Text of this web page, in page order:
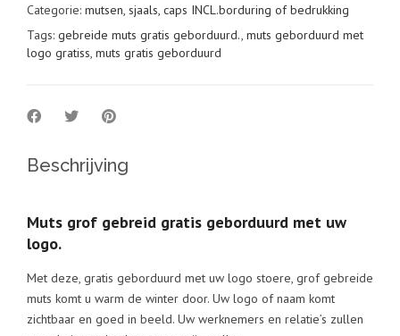
Categorie: mutsen, sjaals, caps INCL.borduring of bedrukking
Tags: gebreide muts gratis geborduurd., muts geborduurd met
logo gratiss, muts gratis geborduurd
Beschrijving
Muts grof gebreid gratis geborduurd met uw
logo.
Met deze, gratis geborduurd met uw logo stoere, grof gebreide
muts komt u warm de winter door. Uw logo of naam komt
zichtbaar en goed in beeld. Uw werknemers en relatie’s zullen